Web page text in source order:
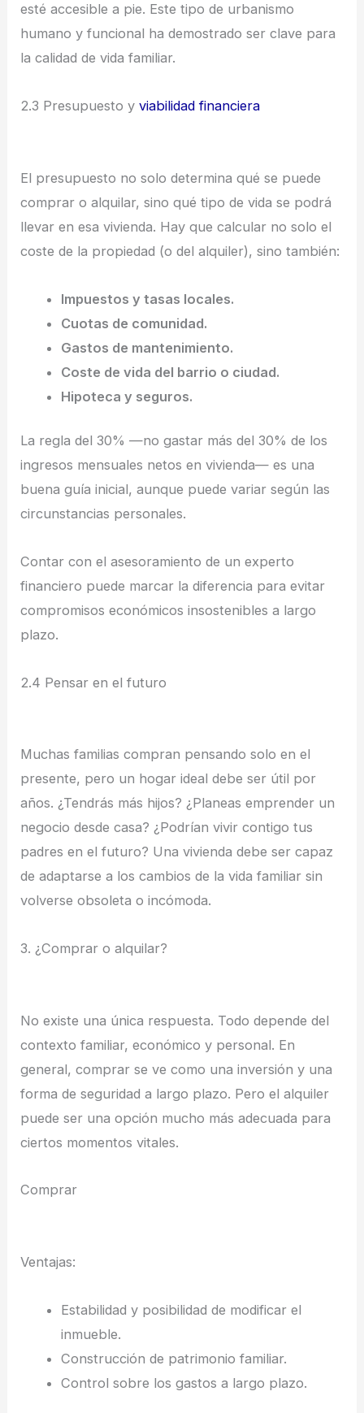
esté accesible a pie. Este tipo de urbanismo
humano y funcional ha demostrado ser clave para
la calidad de vida familiar.
2.3 Presupuesto yviabilidad financiera
El presupuesto no solo determina qué se puede
comprar o alquilar, sino qué tipo de vida se podrá
llevar en esa vivienda. Hay que calcular no solo el
coste de la propiedad (o del alquiler), sino también:
Impuestos y tasas locales.
Cuotas de comunidad.
Gastos de mantenimiento.
Coste de vida del barrio o ciudad.
Hipoteca y seguros.
La regla del 30% —no gastar más del 30% de los
ingresos mensuales netos en vivienda— es una
buena guía inicial, aunque puede variar según las
circunstancias personales.
Contar con el asesoramiento de un experto
financiero puede marcar la diferencia para evitar
compromisos económicos insostenibles a largo
plazo.
2.4 Pensar en el futuro
Muchas familias compran pensando solo en el
presente, pero un hogar ideal debe ser útil por
años. ¿Tendrás más hijos? ¿Planeas emprender un
negocio desde casa? ¿Podrían vivir contigo tus
padres en el futuro? Una vivienda debe ser capaz
de adaptarse a los cambios de la vida familiar sin
volverse obsoleta o incómoda.
3. ¿Comprar o alquilar?
No existe una única respuesta. Todo depende del
contexto familiar, económico y personal. En
general, comprar se ve como una inversión y una
forma de seguridad a largo plazo. Pero el alquiler
puede ser una opción mucho más adecuada para
ciertos momentos vitales.
Comprar
Ventajas:
Estabilidad y posibilidad de modificar el
inmueble.
Construcción de patrimonio familiar.
Control sobre los gastos a largo plazo.